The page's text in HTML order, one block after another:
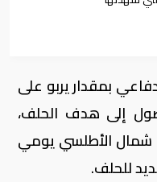
بمقدار يربو على
بهدف الوصول إلى هدف الحلف،
شمال الأطلسي يومي